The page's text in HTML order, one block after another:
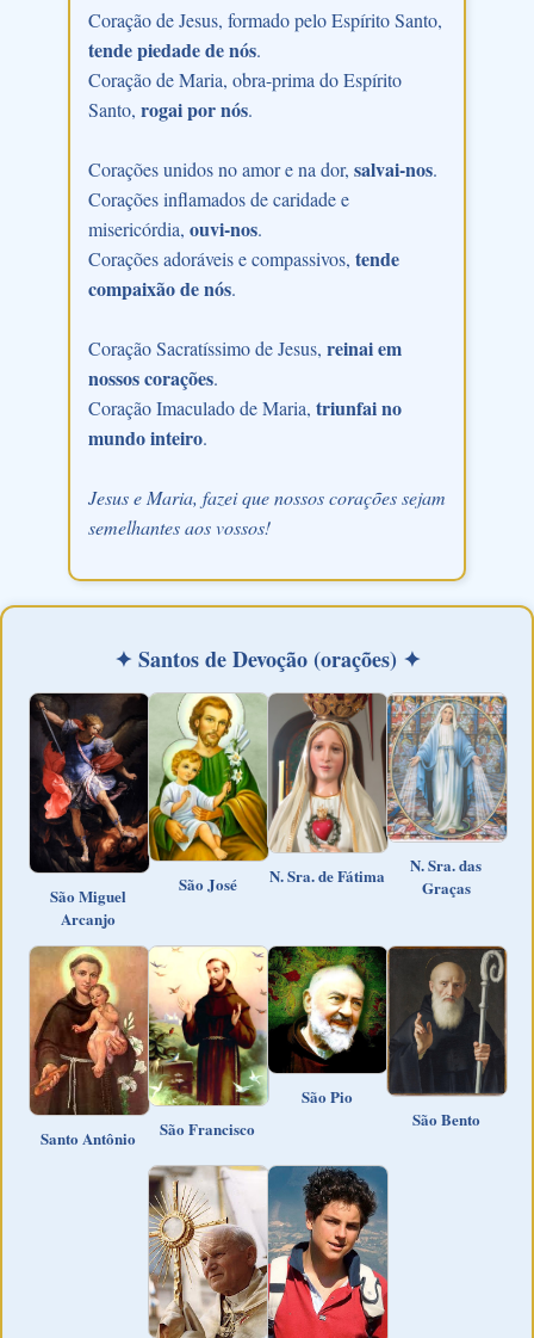
Coração de Jesus, formado pelo Espírito Santo,
tende piedade de nós.
Coração de Maria, obra-prima do Espírito
Santo, rogai por nós.
Corações unidos no amor e na dor, salvai-nos.
Corações inflamados de caridade e
misericórdia, ouvi-nos.
Corações adoráveis e compassivos, tende
compaixão de nós.
Coração Sacratíssimo de Jesus, reinai em
nossos corações.
Coração Imaculado de Maria, triunfai no
mundo inteiro.
Jesus e Maria, fazei que nossos corações sejam
semelhantes aos vossos!
✦ Santos de Devoção (orações) ✦
São Miguel
Arcanjo
São José N. Sra. de Fátima
N. Sra. das
Graças
Santo Antônio São Francisco
São Pio
São Bento